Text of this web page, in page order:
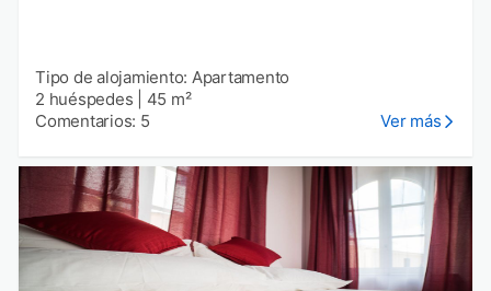
Tipo de alojamiento: Apartamento
2 huéspedes
45 m²
Comentarios: 5
Ver más